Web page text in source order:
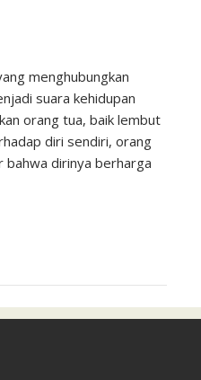
menghubungkan
suara kehidupan
orang tua, baik lembut
diri sendiri, orang
bahwa dirinya berharga